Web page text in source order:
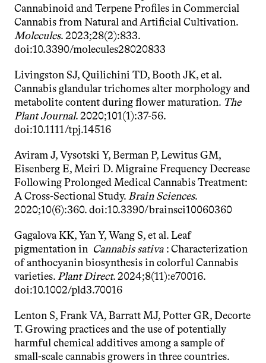
Cannabinoid and Terpene Profiles in Commercial
Molecules. 2023;28(2):833.
doi:10.3390/molecules28020833
Livingston SJ, Quilichini TD, Booth JK, et al.
Cannabis glandular trichomes alter morphology and
metabolite content during flower maturation. The
Plant Journal. 2020;101(1):37-56.
doi:10.1111/tpj.14516
Aviram J, Vysotski Y, Berman P, Lewitus GM,
Eisenberg E, Meiri D. Migraine Frequency Decrease
Following Prolonged Medical Cannabis Treatment:
A Cross-Sectional Study. Brain Sciences.
2020;10(6):360. doi:10.3390/brainsci10060360
Gagalova KK, Yan Y, Wang S, et al. Leaf
pigmentation in Cannabis sativa : Characterization
of anthocyanin biosynthesis in colorful Cannabis
varieties. Plant Direct. 2024;8(11):e70016.
doi:10.1002/pld3.70016
Lenton S, Frank VA, Barratt MJ, Potter GR, Decorte
T. Growing practices and the use of potentially
harmful chemical additives among a sample of